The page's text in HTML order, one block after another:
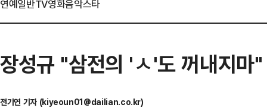
연예일반TV영화음악스타
장성규 "삼전의 'ㅅ'도 꺼내지마
전기연 기자 (kiyeoun01@dailian.co.kr)